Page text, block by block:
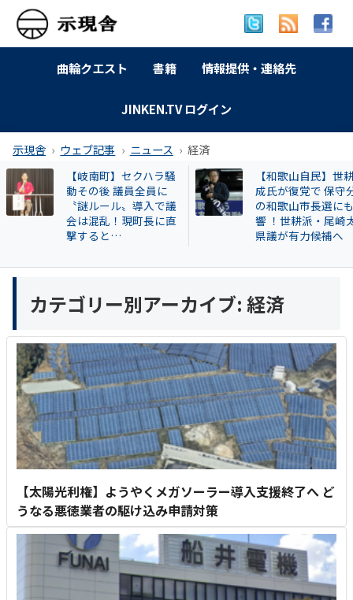
曲輪クエスト 書籍 情報提供・連絡先
JINKEN.TV ログイン
示現舎 ウェブ記事 ニュース 経済
【岐南町】セクハラ騒
動その後 議員全員に
〝謎ルール〟導入で議
会は混乱！現町長に直
撃すると…
【和歌山自民】世
成氏が復党で 保守
の和歌山市長選に
響 ！世耕派・尾崎
県議が有力候補へ
カテゴリー別アーカイブ: 経済
【太陽光利権】ようやくメガソーラー導入支援終了へ ど
うなる悪徳業者の駆け込み申請対策